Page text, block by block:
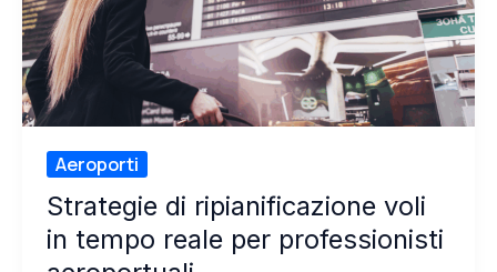
Aeroporti
Strategie di ripianificazione voli
in tempo reale per professionisti